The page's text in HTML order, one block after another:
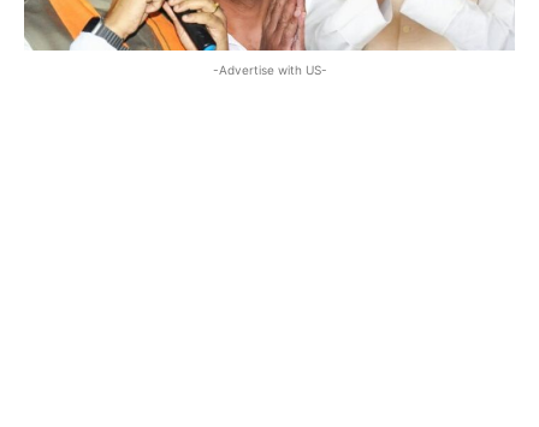
-Advertise with US-